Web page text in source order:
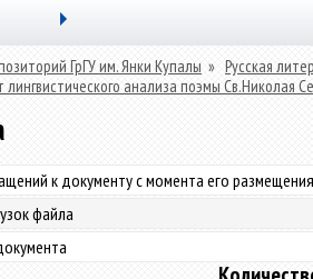
ГрГУ им. Янки Купалы » Русская
анализа поэмы Св.Николая
к документу с момента его
файла